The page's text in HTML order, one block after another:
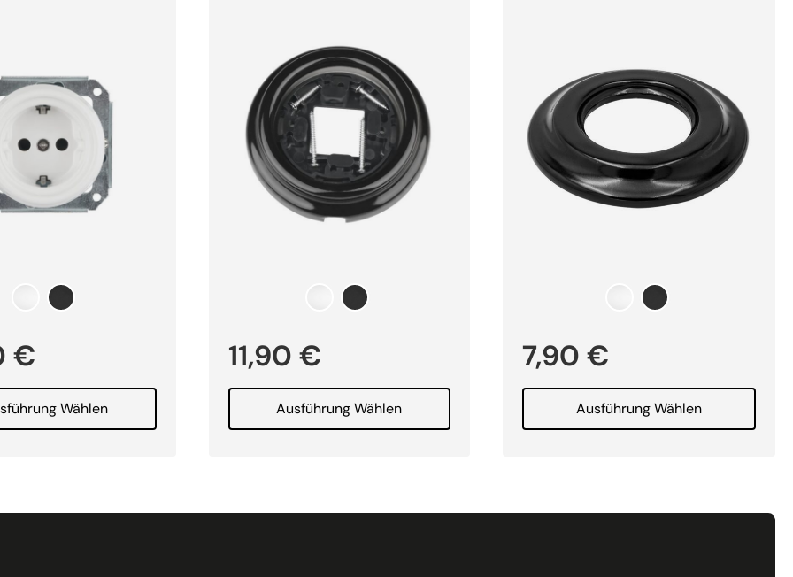
€
Wählen
11,90 €
Ausführung Wählen
7,90 €
Ausführung Wählen